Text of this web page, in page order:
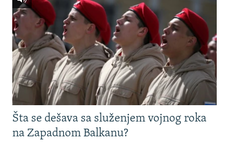
Šta se dešava sa služenjem vojnog roka
na Zapadnom Balkanu?